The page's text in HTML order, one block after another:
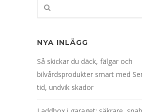
NYA INLÄGG
Så skickar du däck, fälgar och
bilvårdsprodukter smart med
tid, undvik skador